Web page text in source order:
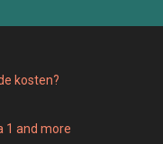
kosten?
1 and more